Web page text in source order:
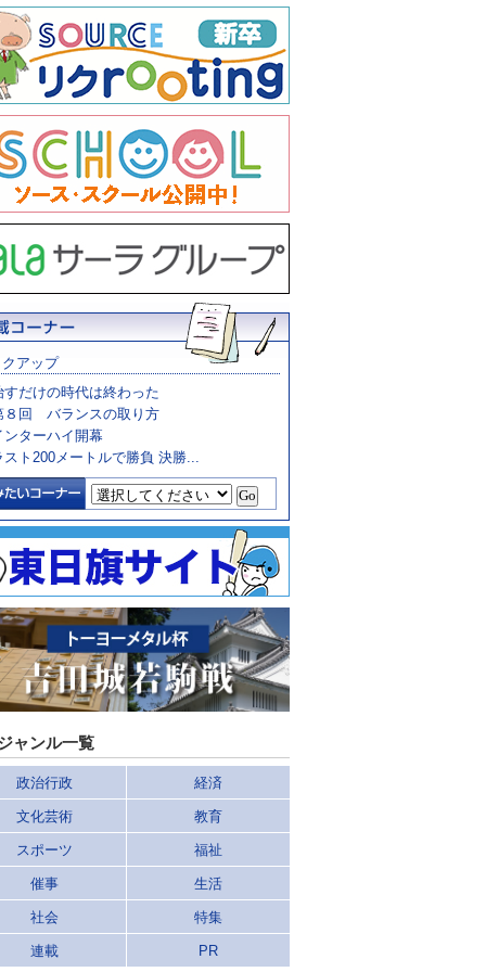
アップ
すだけの時代は終わった
８回 バランスの取り方
ンターハイ開幕
スト200メートルで勝負 決勝...
ャンル一覧
政治行政 経済
文化芸術 教育
スポーツ 福祉
催事 生活
社会 特集
連載 PR